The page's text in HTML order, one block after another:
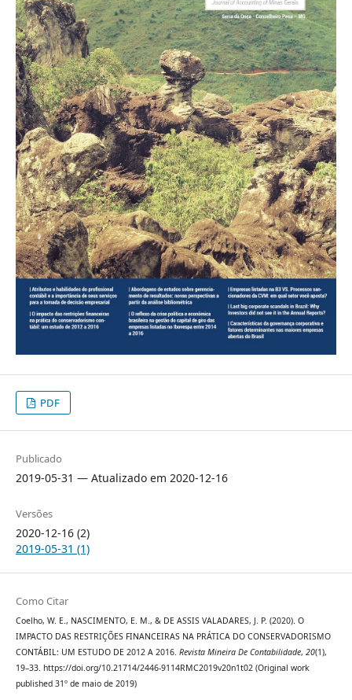
PDF
Publicado
2019-05-31 — Atualizado em 2020-12-16
Versões
2020-12-16 (2)
2019-05-31 (1)
Como Citar
Coelho, W. E., NASCIMENTO, E. M., & DE ASSIS VALADARES, J. P. (2020). O
IMPACTO DAS RESTRIÇÕES FINANCEIRAS NA PRÁTICA DO CONSERVADORISMO
CONTÁBIL: UM ESTUDO DE 2012 A 2016. Revista Mineira De Contabilidade, 20(1),
19–33. https://doi.org/10.21714/2446-9114RMC2019v20n1t02 (Original work
published 31º de maio de 2019)